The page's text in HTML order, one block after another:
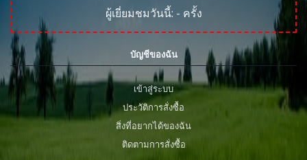
ผู้เยี่ยมชมวันนี้: - ครั้ง
บัญชีของฉัน
เข้าสู่ระบบ
ประวัติการสั่งซื้อ
สิ่งที่อยากได้ของฉัน
ติดตามการสั่งซื้อ